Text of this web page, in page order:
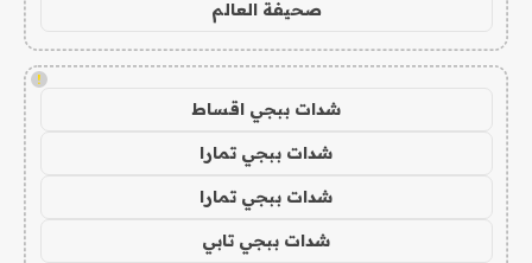
صحيفة العالم
!
شدات ببجي اقساط
شدات ببجي تمارا
شدات ببجي تمارا
شدات ببجي تابي